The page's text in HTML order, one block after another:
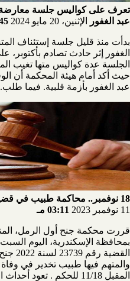
تعرف على كواليس جلسة
عبد الغفور
الإثنين، 20 مايو 2024
بدأت منذ قليل جلسة إستئناف
الجلسة عدة كواليس متها تغيب
حيث أكد أمام هيئة المحكمة أن
عبد الغفور بأزمة قلبية. فيما
18 نوفمبر.. محاكمة طبيب في قضية الطفل أيوب بالإسكندرية
11 نوفمبر 2023
03:11 مـ
قررت محكمة جنح أول الرمل،
بمحافظة الإسكندرية، اليوم
والمتهم فيها طبيب تخدير في
المقبل 11/18 للحكم . تعود أحداث القضية عندما...